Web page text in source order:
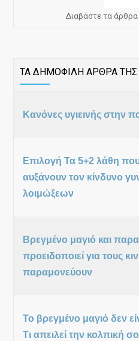
Διαβάστε τα άρθρα
ΤΑ ΔΗΜΟΦΙΛΗ ΑΡΘΡΑ
Κανόνες υγιεινής στην
Επιλογή Τα 5+2 λάθη που
αυξάνουν τον κίνδυνο
λοιμώξεων
Βρεγμένο μαγιό και
προειδοποιεί για τους
παραμονεύουν
Το βρεγμένο μαγιό δεν
Τι απειλεί την κολπική